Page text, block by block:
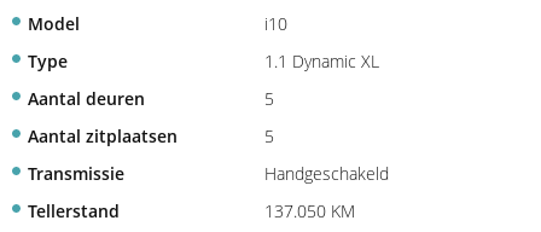
Model
i10
Type
1.1 Dynamic XL
Aantal deuren
5
Aantal zitplaatsen
5
Transmissie
Handgeschakeld
Tellerstand
137.050 KM